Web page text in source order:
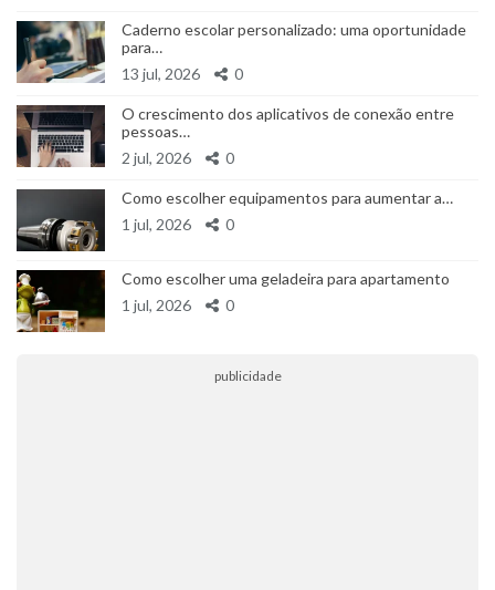
Caderno escolar personalizado: uma oportunidade
para…
13 jul, 2026
0
O crescimento dos aplicativos de conexão entre
pessoas…
2 jul, 2026
0
Como escolher equipamentos para aumentar a…
1 jul, 2026
0
Como escolher uma geladeira para apartamento
1 jul, 2026
0
publicidade